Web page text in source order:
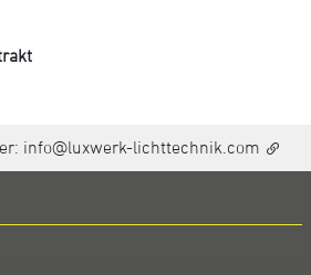
info@luxwerk-lichttechnik.com